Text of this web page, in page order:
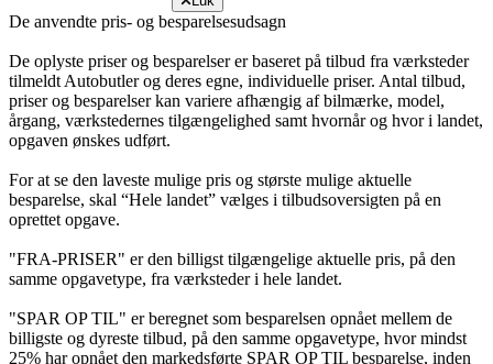
De anvendte pris- og besparelsesudsagn
De oplyste priser og besparelser er baseret på tilbud fra værksteder
tilmeldt Autobutler og deres egne, individuelle priser. Antal tilbud,
priser og besparelser kan variere afhængig af bilmærke, model,
årgang, værkstedernes tilgængelighed samt hvornår og hvor i landet,
opgaven ønskes udført.
For at se den laveste mulige pris og største mulige aktuelle
besparelse, skal “Hele landet” vælges i tilbudsoversigten på en
oprettet opgave.
"FRA-PRISER" er den billigst tilgængelige aktuelle pris, på den
samme opgavetype, fra værksteder i hele landet.
"SPAR OP TIL" er beregnet som besparelsen opnået mellem de
billigste og dyreste tilbud, på den samme opgavetype, hvor mindst
25% har opnået den markedsførte SPAR OP TIL besparelse, inden